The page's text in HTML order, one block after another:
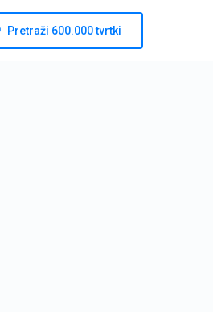
Pretraži 600.000 tvrtki